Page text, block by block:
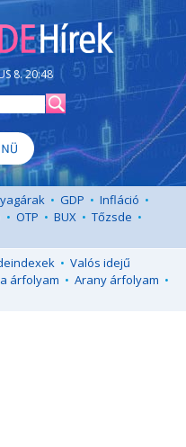
8. 20:48
• GDP • Infláció •
• OTP • BUX • Tőzsde •
• Valós idejű
árfolyam • Arany árfolyam •